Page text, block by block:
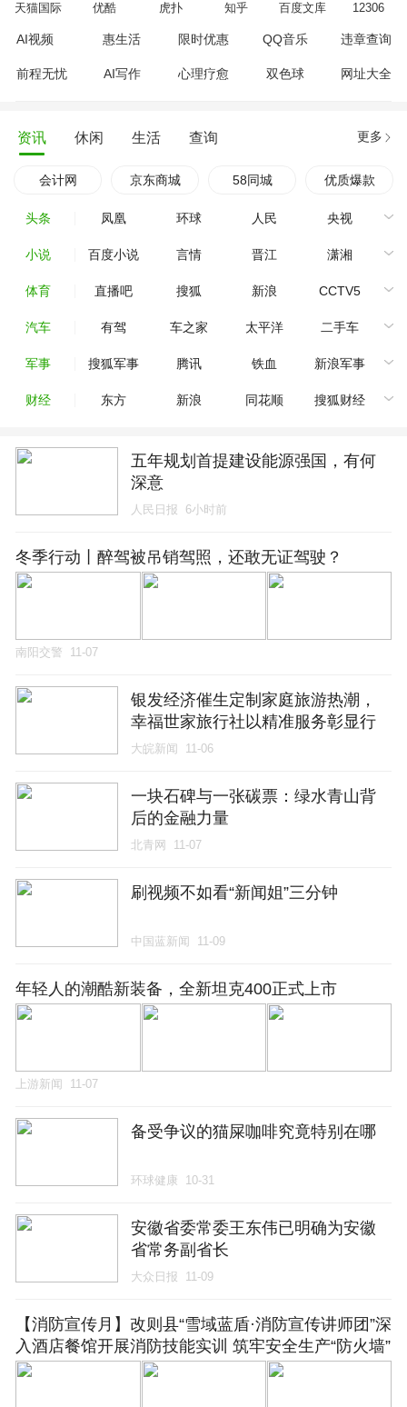
天猫国际 优酷 虎扑 知乎 百度文库 12306
AI视频 惠生活 限时优惠 QQ音乐 违章查询
前程无忧 AI写作 心理疗愈 双色球 网址大全
资讯 休闲 生活 查询 更多
会计网 京东商城 58同城 优质爆款
头条 凤凰 环球 人民 央视
小说 百度小说 言情 晋江 潇湘
体育 直播吧 搜狐 新浪 CCTV5
汽车 有驾 车之家 太平洋 二手车
军事 搜狐军事 腾讯 铁血 新浪军事
财经 东方 新浪 同花顺 搜狐财经
五年规划首提建设能源强国，有何
深意
人民日报 6小时前
冬季行动丨醉驾被吊销驾照，还敢无证驾驶？
南阳交警 11-07
银发经济催生定制家庭旅游热潮，
幸福世家旅行社以精准服务彰显行
业价值
大皖新闻 11-06
一块石碑与一张碳票：绿水青山背
后的金融力量
北青网 11-07
刷视频不如看“新闻姐”三分钟
中国蓝新闻 11-09
年轻人的潮酷新装备，全新坦克400正式上市
上游新闻 11-07
备受争议的猫屎咖啡究竟特别在哪
环球健康 10-31
安徽省委常委王东伟已明确为安徽
省常务副省长
大众日报 11-09
【消防宣传月】改则县“雪域蓝盾·消防宣传讲师团”深
入酒店餐馆开展消防技能实训 筑牢安全生产“防火墙”